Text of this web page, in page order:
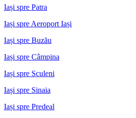
Iași spre Patra
Iași spre Aeroport Iași
Iași spre Buzău
Iași spre Câmpina
Iași spre Sculeni
Iași spre Sinaia
Iași spre Predeal